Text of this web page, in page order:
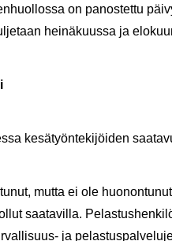
on pa­nos­tet­tu
hei­nä­kuus­sa ja
ke­sä­työn­te­ki­jöi­den
mutta ei ole
saa­ta­vil­la.
ja